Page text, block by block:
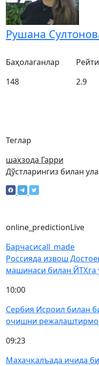
Рушана
Теглар
шаҳзода Гарри
Баҳолаганлар
148
2.9
Дўстларингиз билан
online_predictionLive
Барчасиcall_made
Россияда извош
машинаси билан ЙТҲга
10:00
Сербия Исроил билан
очишни
09:23
Махачқалъада ичида